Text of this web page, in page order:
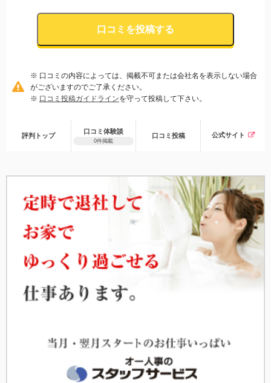
口コミを投稿する
※ 口コミの内容によっては、掲載不可または会社名を表示しない場合
がございますのでご了承ください。
※ 口コミ投稿ガイドラインを守って投稿して下さい。
評判トップ
口コミ体験談
0件掲載
口コミ 投稿 公式サイト